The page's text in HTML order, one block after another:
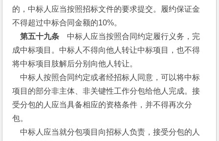
的，中标人应当按照招标文件的要求提交。履约保证金
不得超过中标合同金额的10%。
第五十九条 中标人应当按照合同约定履行义务，完
成中标项目。中标人不得向他人转让中标项目，也不得
将中标项目肢解后分别向他人转让。
中标人按照合同约定或者经招标人同意，可以将中标
项目的部分非主体、非关键性工作分包给他人完成。接
受分包的人应当具备相应的资格条件，并不得再次分
包。
中标人应当就分包项目向招标人负责，接受分包的人